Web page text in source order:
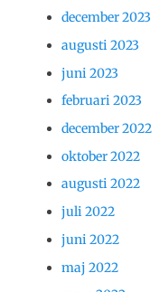
december 2023
augusti 2023
juni 2023
februari 2023
december 2022
oktober 2022
augusti 2022
juli 2022
juni 2022
maj 2022